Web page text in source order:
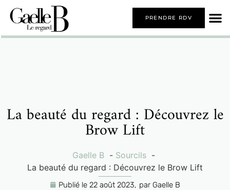
PRENDRE RDV
La beauté du regard : Découvrez le
Brow Lift
Gaelle B
Sourcils
La beauté du regard : Découvrez le Brow Lift
Publié le 22 août 2023, par Gaelle B